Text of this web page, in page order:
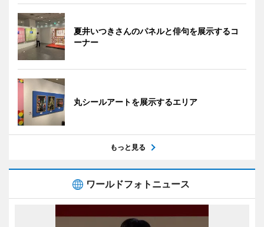
夏井いつきさんのパネルと俳句を展示するコ
ーナー
丸シールアートを展示するエリア
もっと見る
ワールドフォトニュース